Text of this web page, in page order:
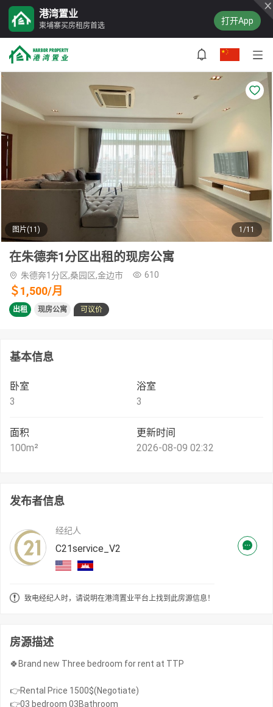
港湾置业
柬埔寨买房租房首选 打开App
图片(11) 1/11
在朱德奔1分区出租的现房公寓
朱德奔1分区,桑园区,金边市 610
＄1,500/月
出租 现房公寓 可议价
基本信息
卧室
3
浴室
3
面积
100m²
更新时间
2026-08-09 02:32
发布者信息
经纪人
C21service_V2
致电经纪人时，请说明在港湾置业平台上找到此房源信息！
房源描述
🍀Brand new Three bedroom for rent at TTP
👉Rental Price 1500$(Negotiate)
👉03 bedroom 03Bathroom